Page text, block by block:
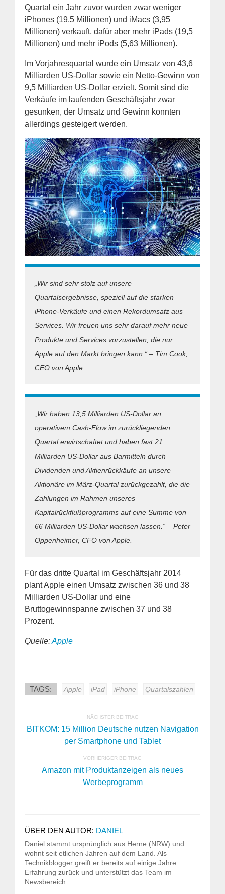
Quartal ein Jahr zuvor wurden zwar weniger
iPhones (19,5 Millionen) und iMacs (3,95
Millionen) verkauft, dafür aber mehr iPads (19,5
Millionen) und mehr iPods (5,63 Millionen).
Im Vorjahresquartal wurde ein Umsatz von 43,6
Milliarden US-Dollar sowie ein Netto-Gewinn von
9,5 Milliarden US-Dollar erzielt. Somit sind die
Verkäufe im laufenden Geschäftsjahr zwar
gesunken, der Umsatz und Gewinn konnten
allerdings gesteigert werden.
„Wir sind sehr stolz auf unsere
Quartalsergebnisse, speziell auf die starken
iPhone-Verkäufe und einen Rekordumsatz aus
Services. Wir freuen uns sehr darauf mehr neue
Produkte und Services vorzustellen, die nur
Apple auf den Markt bringen kann.“ – Tim Cook,
CEO von Apple
„Wir haben 13,5 Milliarden US-Dollar an
operativem Cash-Flow im zurückliegenden
Quartal erwirtschaftet und haben fast 21
Milliarden US-Dollar aus Barmitteln durch
Dividenden und Aktienrückkäufe an unsere
Aktionäre im März-Quartal zurückgezahlt, die die
Zahlungen im Rahmen unseres
Kapitalrückflußprogramms auf eine Summe von
66 Milliarden US-Dollar wachsen lassen.“ – Peter
Oppenheimer, CFO von Apple.
Für das dritte Quartal im Geschäftsjahr 2014
plant Apple einen Umsatz zwischen 36 und 38
Milliarden US-Dollar und eine
Bruttogewinnspanne zwischen 37 und 38
Prozent.
Quelle:Apple
TAGS: Apple iPad iPhone Quartalszahlen
NÄCHSTER BEITRAG
BITKOM: 15 Million Deutsche nutzen Navigation
per Smartphone und Tablet
VORHERIGER BEITRAG
Amazon mit Produktanzeigen als neues
Werbeprogramm
ÜBER DEN AUTOR: DANIEL
Daniel stammt ursprünglich aus Herne (NRW) und
wohnt seit etlichen Jahren auf dem Land. Als
Technikblogger greift er bereits auf einige Jahre
Erfahrung zurück und unterstützt das Team im
Newsbereich.